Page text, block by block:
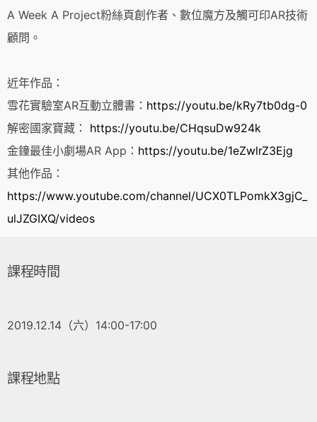
A Week A Project粉絲頁創作者、數位魔方及觸可印AR技術
顧問。
近年作品：
雪花實驗室AR互動立體書： https://youtu.be/kRy7tb0dg-0
解密國家寶藏：
​https://youtu.be/CHqsuDw924k
金鐘最佳小劇場AR App： https://youtu.be/1eZwlrZ3Ejg
其他作品：
https://www.youtube.com/channel/UCX0TLPomkX3gjC_
ulJZGIXQ/videos
課程時間
2019.12.14（六）14:00-17:00
課程地點